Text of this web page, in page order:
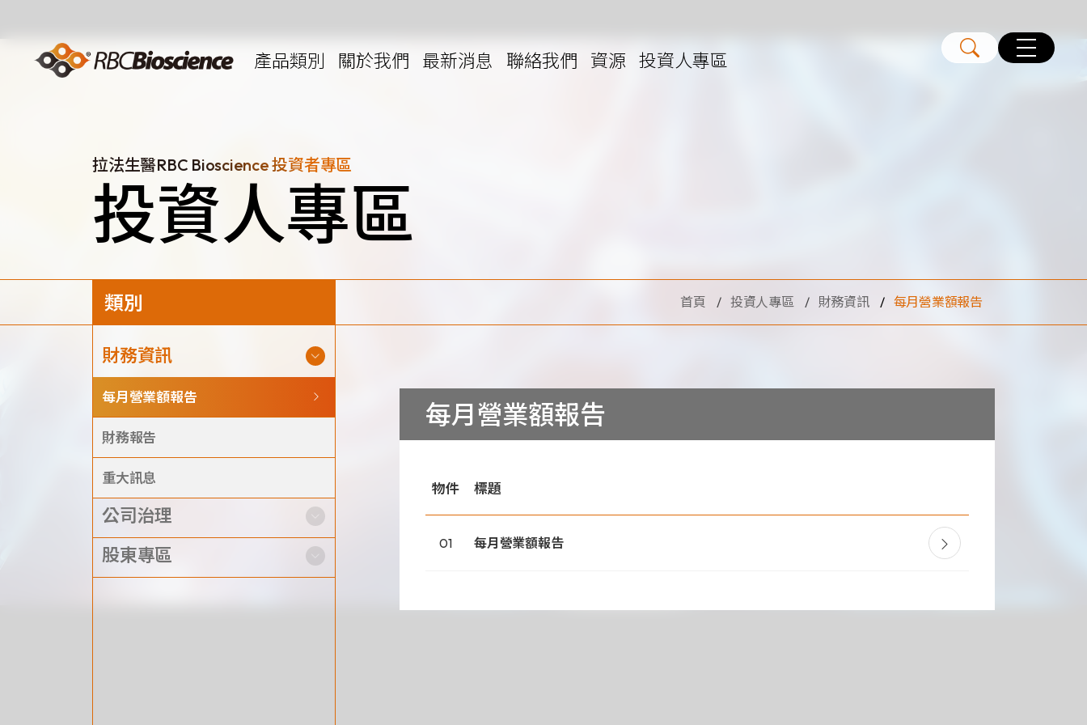
產品類別 關於我們 最新消息 聯絡我們 資源 投資人專區
Language EN TW
MagCore
自動化核酸純化萃取儀
核酸萃取試劑組
Large Volume Kits
代理品牌
ANGLE
新聞分享
最新公告
展覽活動
專利證書
COA下載
拉法生醫RBC Bioscience 投資者專區
投資人專區
首頁 投資人專區 財務資訊 每月營業額報告
類別
財務資訊
每月營業額報告
財務報告
重大訊息
公司治理
股東專區
每月營業額報告
物件 標題
01 每月營業額報告